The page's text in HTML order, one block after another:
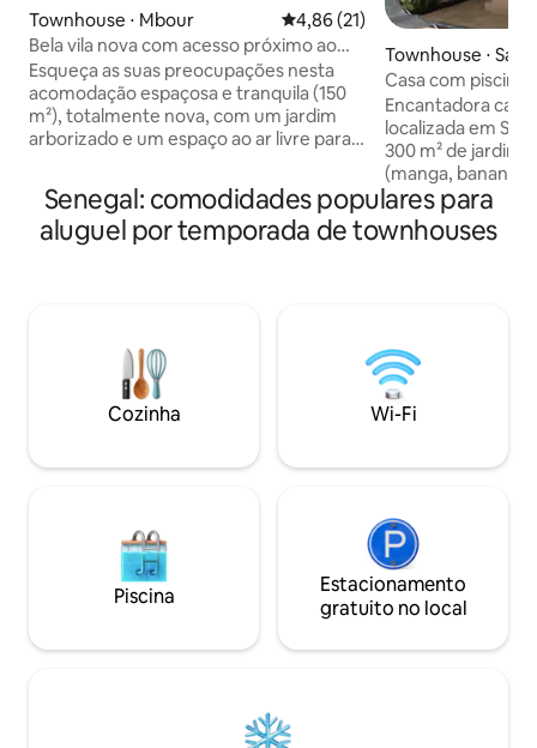
Townhouse ⋅ Mbour 4,86 de uma avaliação média
4,86 (21)
Bela vila nova com acesso próximo ao
mar.
Esqueça as suas preocupações nesta
acomodação espaçosa e tranquila (150
m²), totalmente nova, com um jardim
arborizado e um espaço ao ar livre para
totalmente fechada e segura. Você tem
2 quartos grandes (20 m²) com banheiro
especial com chuveiro, cozinha/sala de
jantar/sala de estar (40 m²) e uma
não é para fumantes. A 10 metros de
distância, você encontrará uma
pequena mercearia, com pão fresco e
diversos produtos
Townhouse ⋅ Saly
Casa com piscina
Saly Bambara
Encantadora
localizada em
300 m² de jardim
(manga,
2 quartos com
mosquiteiros
banheiro (água
governanta
cozinhar, limpar,
compras.
por sua conta
Senegal: comodidades populares para
aluguel por temporada de townhouses
Cozinha Wi-Fi
Piscina
Estacionamento
gratuito no local